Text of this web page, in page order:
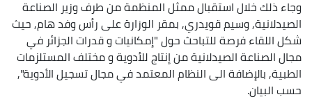
وجاء ذلك خلال استقبال ممثل المنظمة من طرف وزير الصناعة
الصيدلانية, وسيم قويدري, بمقر الوزارة على رأس وفد هام, حيث
شكل اللقاء فرصة للتباحث حول "إمكانيات و قدرات الجزائر في
مجال الصناعة الصيدلانية من إنتاج للأدوية و مختلف المستلزمات
الطبية, بالإضافة الى النظام المعتمد في مجال تسجيل الأدوية",
حسب البيان.